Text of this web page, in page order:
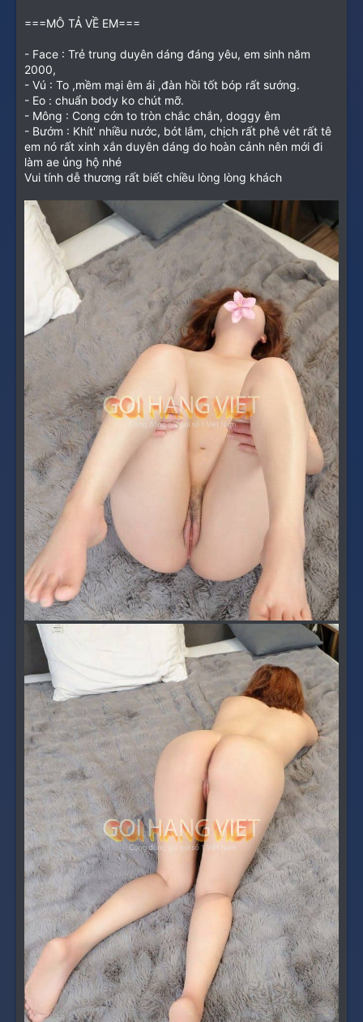
===MÔ TẢ VỀ EM===
- Face : Trẻ trung duyên dáng đáng yêu, em sinh năm
2000,
- Vú : To ,mềm mại êm ái ,đàn hồi tốt bóp rất sướng.
- Eo : chuẩn body ko chút mỡ.
- Mông : Cong cớn to tròn chắc chắn, doggy êm
- Bướm : Khít' nhiều nước, bót lắm, chịch rất phê vét rất tê
em nó rất xinh xắn duyên dáng do hoàn cảnh nên mới đi
làm ae ủng hộ nhé
Vui tính dễ thương rất biết chiều lòng lòng khách